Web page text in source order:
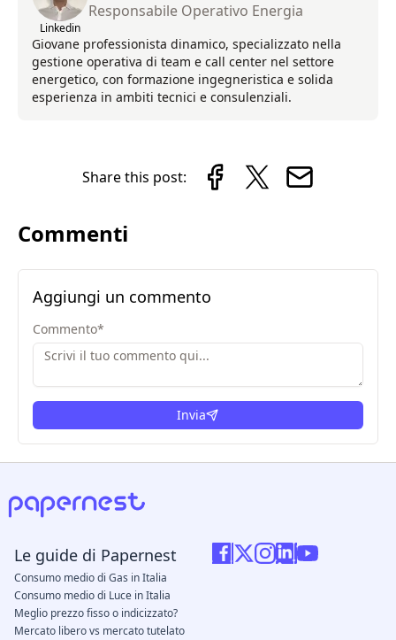
Linkedin
Responsabile Operativo Energia
Giovane professionista dinamico, specializzato nella
gestione operativa di team e call center nel settore
energetico, con formazione ingegneristica e solida
esperienza in ambiti tecnici e consulenziali.
Share this post:
Commenti
Aggiungi un commento
Commento*
Invia
Le guide di Papernest
Consumo medio di Gas in Italia
Consumo medio di Luce in Italia
Meglio prezzo fisso o indicizzato?
Mercato libero vs mercato tutelato